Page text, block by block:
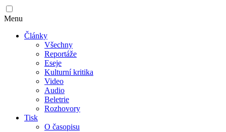
Menu
Články
Všechny
Reportáže
Eseje
Kulturní kritika
Video
Audio
Beletrie
Rozhovory
Tisk
O časopisu